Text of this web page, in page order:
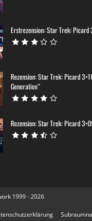
Erstrezension: Star Trek: Picard
Rezension: Star Trek: Picard
Generation”
Rezension: Star Trek: Picard
1999 - 2026